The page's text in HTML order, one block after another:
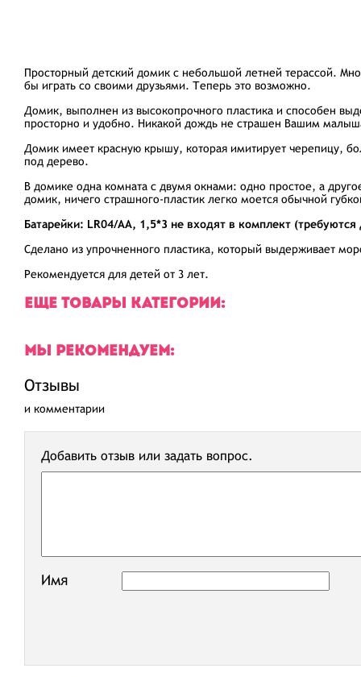
Просторный детский домик с небольшой летней терассой.
бы играть со своими друзьями. Теперь это возможно.
Домик, выполнен из высокопрочного пластика и способен
просторно и удобно. Никакой дождь не страшен Вашим
Домик имеет красную крышу, которая имитирует черепицу,
под дерево.
В домике одна комната с двумя окнами: одно простое, а
домик, ничего страшного-пластик легко моется обычной
Батарейки: LR04/AA, 1,5*3 не входят в комплект (требуются
Сделано из упрочненного пластика, который выдерживает
Рекомендуется для детей от 3 лет.
ЕЩЕ ТОВАРЫ КАТЕГОРИИ:
МЫ РЕКОМЕНДУЕМ:
Отзывы
и комментарии
Добавить отзыв или задать вопрос.
Имя